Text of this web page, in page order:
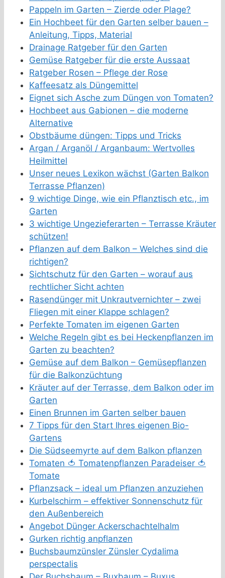
Pappeln im Garten – Zierde oder Plage?
Ein Hochbeet für den Garten selber bauen –
Anleitung, Tipps, Material
Drainage Ratgeber für den Garten
Gemüse Ratgeber für die erste Aussaat
Ratgeber Rosen – Pflege der Rose
Kaffeesatz als Düngemittel
Eignet sich Asche zum Düngen von Tomaten?
Hochbeet aus Gabionen – die moderne
Alternative
Obstbäume düngen: Tipps und Tricks
Argan / Arganöl / Arganbaum: Wertvolles
Heilmittel
Unser neues Lexikon wächst (Garten Balkon
Terrasse Pflanzen)
9 wichtige Dinge, wie ein Pflanztisch etc., im
Garten
3 wichtige Ungezieferarten – Terrasse Kräuter
schützen!
Pflanzen auf dem Balkon – Welches sind die
richtigen?
Sichtschutz für den Garten – worauf aus
rechtlicher Sicht achten
Rasendünger mit Unkrautvernichter – zwei
Fliegen mit einer Klappe schlagen?
Perfekte Tomaten im eigenen Garten
Welche Regeln gibt es bei Heckenpflanzen im
Garten zu beachten?
Gemüse auf dem Balkon – Gemüsepflanzen
für die Balkonzüchtung
Kräuter auf der Terrasse, dem Balkon oder im
Garten
Einen Brunnen im Garten selber bauen
7 Tipps für den Start Ihres eigenen Bio-
Gartens
Die Südseemyrte auf dem Balkon pflanzen
Tomaten 🍅 Tomatenpflanzen Paradeiser 🍅
Tomate
Pflanzsack – ideal um Pflanzen anzuziehen
Kurbelschirm – effektiver Sonnenschutz für
den Außenbereich
Angebot Dünger Ackerschachtelhalm
Gurken richtig anpflanzen
Buchsbaumzünsler Zünsler Cydalima
perspectalis